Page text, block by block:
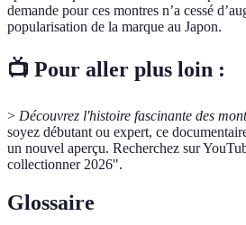
demande pour ces montres n’a cessé
popularisation de la marque au Japon.
📺 Pour aller plus loin :
> Découvrez l'histoire fascinante des
soyez débutant ou expert, ce
un nouvel aperçu. Recherchez sur
collectionner 2026".
Glossaire